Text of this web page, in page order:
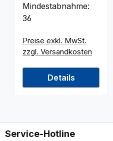
Mindestabnahme:
36
Preise exkl. MwSt.
zzgl. Versandkosten
Details
Service-Hotline